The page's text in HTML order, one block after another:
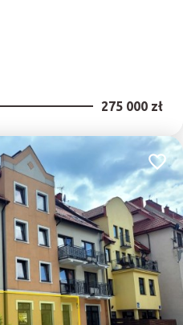
275 000 zł